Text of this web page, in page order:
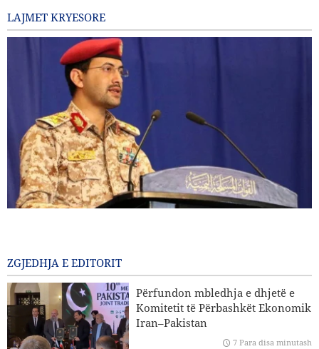
LAJMET KRYESORE
Rrëfim i ri i CBS: SHBA-ja ka përfunduar raketat me rreze
të gjatë veprimi në luftën me Iranin
Baghaei: Atmosfera e negociatave Iran-Oman për
Ngushticën e Hormuzit është pozitive
ZGJEDHJA E EDITORIT
Përfundon mbledhja e dhjetë e
Komitetit të Përbashkët Ekonomik
Iran–Pakistan
7 Para disa minutash